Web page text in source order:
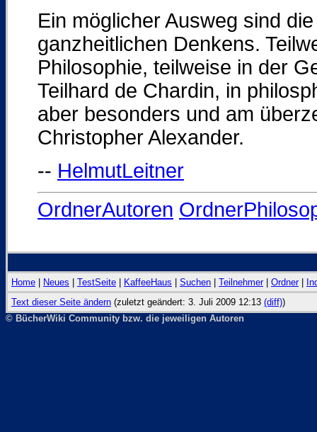
Ein möglicher Ausweg sind
ganzheitlichen Denkens.
Philosophie, teilweise in der
Teilhard de Chardin, in
aber besonders und am
Christopher Alexander.
-- HelmutLeitner
OrdnerAutoren
Home Neues TestSeite KaffeeHaus Suchen Teilnehmer| Ordner|
Text dieser Seite ändern (zuletzt geändert: 3. Juli 2009 12:13 (diff))
© BücherWiki Community bzw. die jeweiligen Autoren